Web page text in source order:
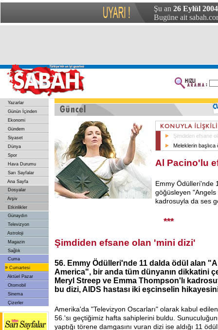
Şu an 26 Eylül
Bugüne ait
Yazarlar
Günün İçinden
Ekonomi
Gündem
Siyaset
Dünya
Spor
Hava Durumu
Sarı Sayfalar
Ana Sayfa
Dosyalar
Arşiv
Etkinlikler
Günaydın
Televizyon
Astroloji
Magazin
Sağlık
Cuma
» Cumartesi
Aktüel Pazar
Otomobil
Sinema
Çizerler
Şimdiden efsane
Meleklerin başlıca
Al Pacino'lu
Emmy Ödülleri'nde
göğüsleyen
kadrosuyla da ses
***
Şimdiden efsane olan 'mini dizi'
56. Emmy Ödülleri'nde 11 dalda ödül alan
America", bir anda tüm dünyanın dikkatini
Meryl Streep ve Emma Thompson'lı
bu dizi, AIDS hastası iki eşcinselin
Amerika'da "Televizyon Oscarları" olarak kabul
56.'sı geçtiğimiz hafta sahiplerini buldu.
yaptığı törene damgasını vuran dizi ise aldığı 11